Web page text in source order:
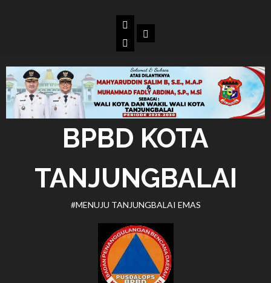
Beranda
BPBD
Tanjungbalai
Dokumen
BPBD KOTA
TANJUNGBALAI
#MENUJU TANJUNGBALAI EMAS